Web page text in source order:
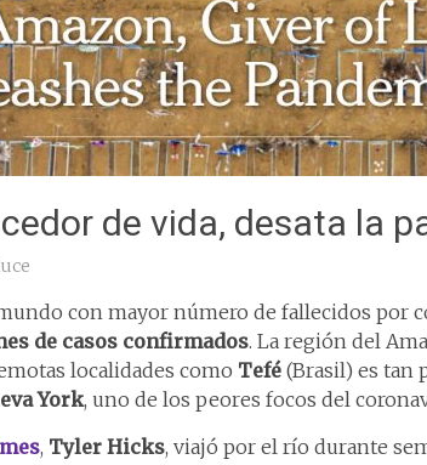
de vida, desata la
con mayor número de fallecidos por
de casos confirmados. La región del
localidades como Tefé (Brasil) es tan
York, uno de los peores focos del
, Tyler Hicks, viajó por el río durante